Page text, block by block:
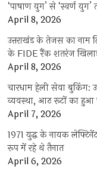
‘पाषाण युग’ से ‘स्वर्ण
April 8, 2026
उत्तराखंड के तेजस का नाम
के FIDE रैंक शतरंज
April 8, 2026
चारधाम हेली सेवा बुकिंग:
व्यवस्था, आठ रूटों का
April 7, 2026
1971 युद्ध के नायक
रूप में रहे थे तैनात
April 6, 2026